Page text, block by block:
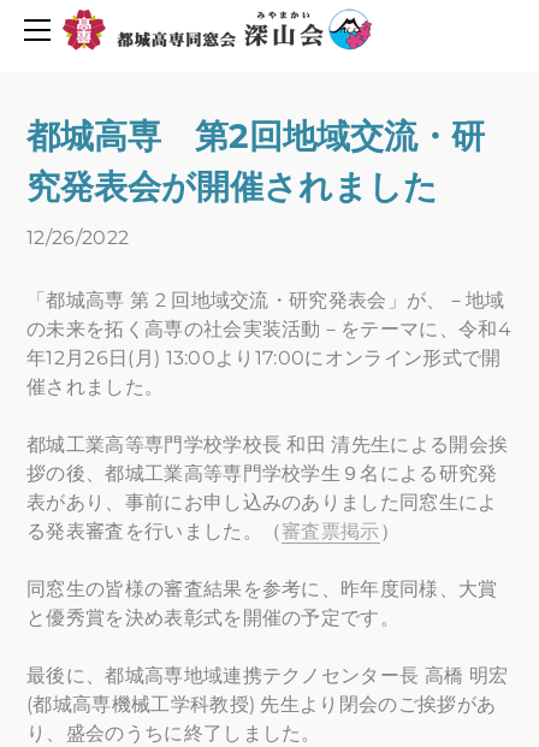
都城高専 第2回地域交流・研
究発表会が開催されました
12/26/2022
「都城高専 第 2 回地域交流・研究発表会」が、－地域
の未来を拓く高専の社会実装活動－をテーマに、令和4
年12月26日(月) 13:00より17:00にオンライン形式で開
催されました。
都城工業高等専門学校学校長 和田 清先生による開会挨
拶の後、都城工業高等専門学校学生９名による研究発
表があり、事前にお申し込みのありました同窓生によ
る発表審査を行いました。（審査票掲示）
同窓生の皆様の審査結果を参考に、昨年度同様、大賞
と優秀賞を決め表彰式を開催の予定です。
最後に、都城高専地域連携テクノセンター長 高橋 明宏
(都城高専機械工学科教授) 先生より閉会のご挨拶があ
り、盛会のうちに終了しました。
同窓会について
会則
組織図
会費・協力費のお願い
都城高専ゆめ基金へ寄付のお願い
H30年度行事予定
H29年度行事予定
平成30年度深山会本部活動
活動報告
地元企業求人情報
人材バンク登録
お問い合わせ